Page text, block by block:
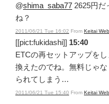
@shima_saba77 2625円だ
ね？
2011/06/21 Tue 16:02 From Keitai Web
[[pict:fukidashi]] 15:40
ETCの再セットアップを
換えたのでね。無料じゃ
られてしまう…
2011/06/21 Tue 15:40 From Keitai Web